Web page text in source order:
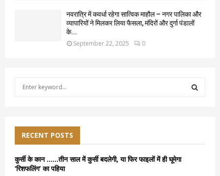
नवरात्रि में कवर्धा रहेगा सात्विक माहौल – नगर पालिका और
व्यापारियों ने मिलकर लिया फैसला, मंदिरों और दुर्गा पंडालों
के...
September 22, 2025 0
f
o
r
RECENT POSTS
कुर्सी के कान ……तीन साल में कुर्सी बदलेगी, या फिर फाइलों में ही घूमेगा
‘रिशफलिंग’ का पहिया